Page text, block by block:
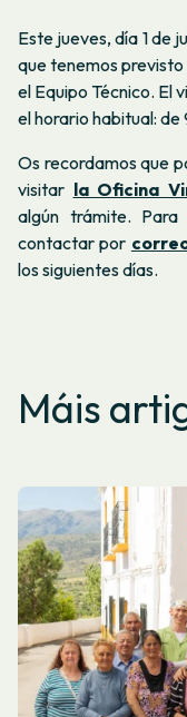
Este jueves, día 1 de
que tenemos
el Equipo Técnico. El
el horario habitual: de
Os recordamos que
visitar la Oficina
algún trámite. Para
contactar por
los siguientes días.
Máis